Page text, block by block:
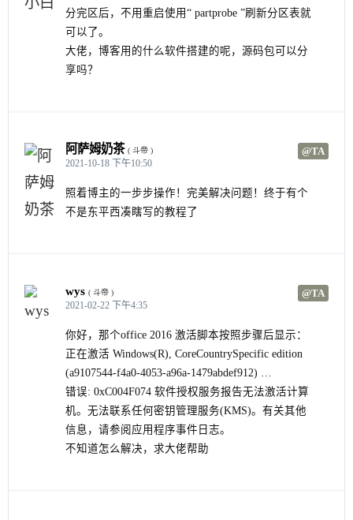
分完区后，不用重启使用“ partprobe ”刷新分区表就
可以了。
大佬，博客用的什么软件搭建的呢，源码包可以分
享吗？
阿萨姆奶茶 @TA
( 斗帝 )
2021-10-18 下午10:50
照着博主的一步步操作！完美解决问题！终于有个
不是东平西凑瞎写的教程了
wys @TA
( 斗帝 )
2021-02-22 下午4:35
你好，那个office 2016 激活脚本按照步骤后显示：
正在激活 Windows(R), CoreCountrySpecific edition
(a9107544-f4a0-4053-a96a-1479abdef912) …
错误: 0xC004F074 软件授权服务报告无法激活计算
机。无法联系任何密钥管理服务(KMS)。有关其他
信息，请参阅应用程序事件日志。
不知道怎么解决，求大佬帮助